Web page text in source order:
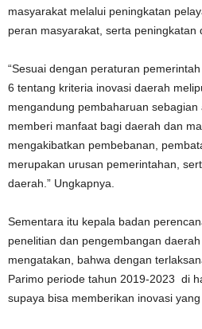
masyarakat melalui peningkatan
peran masyarakat, serta peningkatan
“Sesuai dengan peraturan
6 tentang kriteria inovasi daerah
mengandung pembaharuan
memberi manfaat bagi daerah dan
mengakibatkan pembebanan,
merupakan urusan pemerintahan,
daerah.” Ungkapnya.
Sementara itu kepala badan
penelitian dan pengembangan
mengatakan, bahwa dengan
Parimo periode tahun 2019-2023 di
supaya bisa memberikan inovasi